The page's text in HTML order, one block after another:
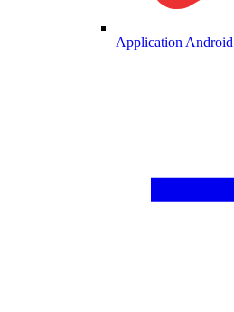
Application Android